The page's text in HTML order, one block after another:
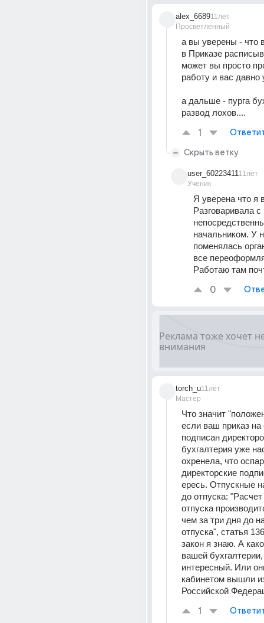
alex_6689
Просветленный
11лет
а вы уверены - что
в Приказе
может вы просто
работу и вас давно
а дальше - пурга
развод лохов....
1
Скрыть ветку
user_60223411
Ученик
11лет
Я уверена что я
Разговаривала с
начальником. У
поменялась
все
Работаю там
0
torch_u
Мастер
11лет
Что значит
если ваш приказ на
подписан
бухгалтерия уже
охренела, что
директорские
ересь. Отпускные
до отпуска:
отпуска
чем за три дня до
отпуска", статья
закон я знаю. А
вашей
интересный. Или
кабинетом вышли
Российской
1